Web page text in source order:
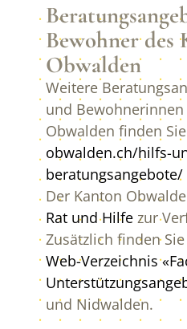
Bewohner des
Obwalden
Weitere
und
Obwalden finden
obwalden.ch/hilfs-
beratungsangebote/
Der Kanton
Rat und Hilfe zur
Zusätzlich finden
Web-Verzeichnis
und Nidwalden.